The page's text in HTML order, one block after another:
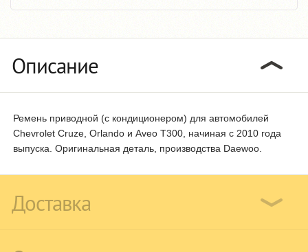
Описание
Ремень приводной (с кондиционером) для автомобилей
Chevrolet Cruze, Orlando и Aveo T300, начиная с 2010 года
выпуска. Оригинальная деталь, производства Daewoo.
Доставка